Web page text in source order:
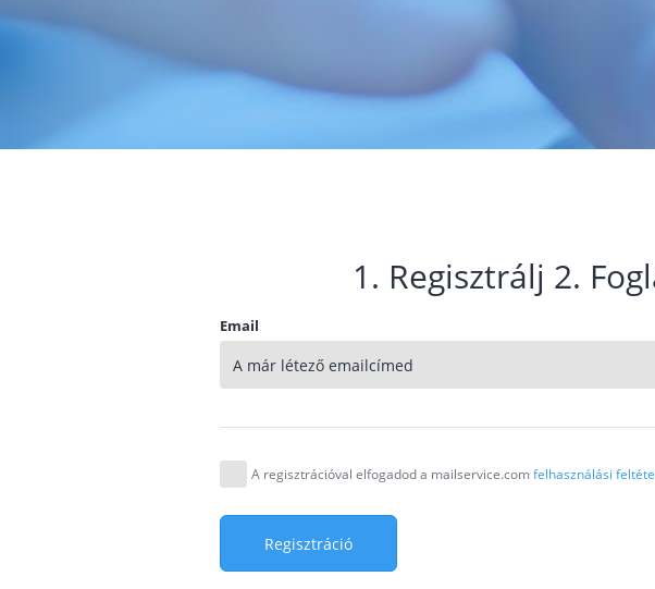
1. Regisztrálj 2.
Email
A regisztrációval elfogadod a mailservice.comfelhasználási
Regisztráció